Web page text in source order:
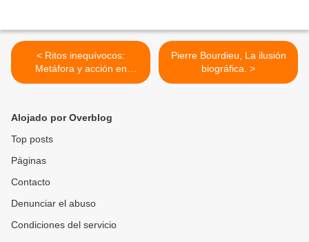
< Ritos inequívocos:
Metáfora y acción en
culturas sin misterio- Dieter
Pierre Bourdieu, La ilusión
biográfica. >
Alojado por Overblog
Top posts
Páginas
Contacto
Denunciar el abuso
Condiciones del servicio